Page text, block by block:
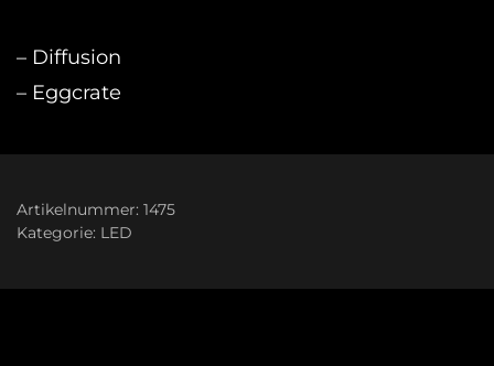
– Diffusion
– Eggcrate
Artikelnummer: 1475
Kategorie: LED